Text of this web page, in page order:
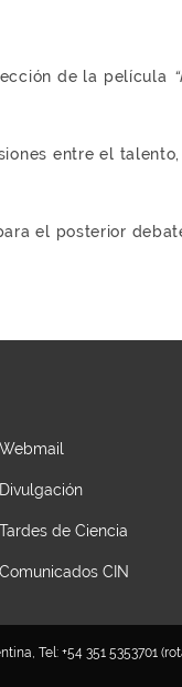
de la película
entre el
el posterior
Webmail
Divulgación
Tardes de Ciencia
Comunicados CIN
Tel: +54 351 5353701